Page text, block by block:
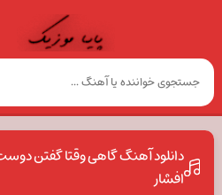
دانلود آهنگ گاهی وقتا گفتن
افشار